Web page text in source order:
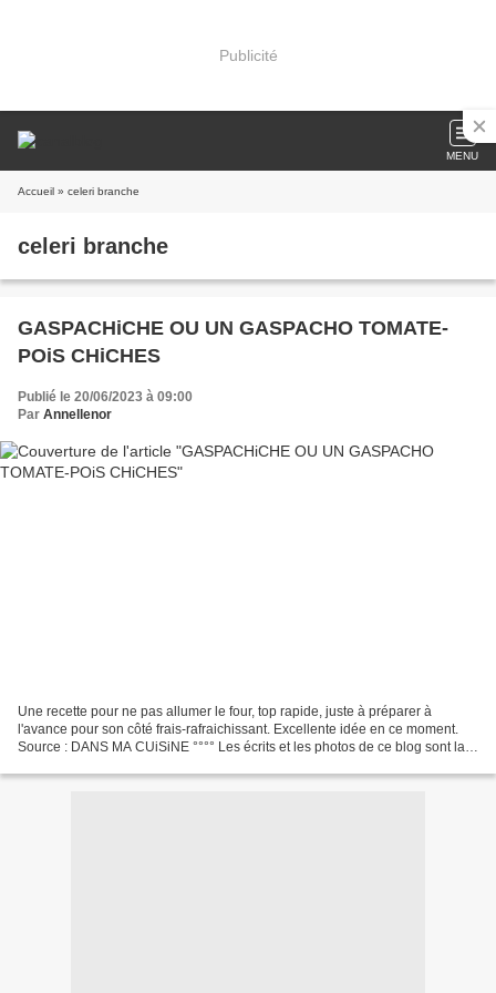
Publicité
MENU
Accueil » celeri branche
celeri branche
GASPACHiCHE OU UN GASPACHO TOMATE-
POiS CHiCHES
Publié le 20/06/2023 à 09:00
Par Annellenor
Une recette pour ne pas allumer le four, top rapide, juste à préparer à
l'avance pour son côté frais-rafraichissant. Excellente idée en ce moment.
Source : DANS MA CUiSiNE °°°° Les écrits et les photos de ce blog sont la